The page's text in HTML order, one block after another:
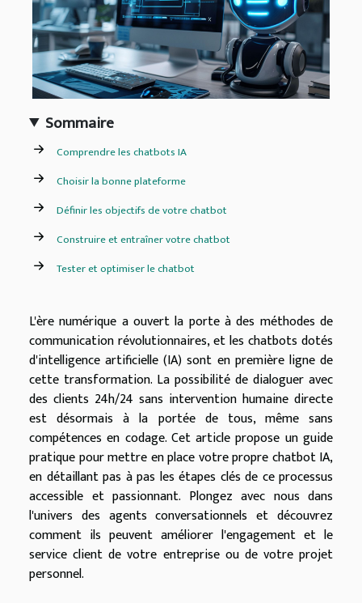
Sommaire
Comprendre les chatbots IA
Choisir la bonne plateforme
Définir les objectifs de votre chatbot
Construire et entraîner votre chatbot
Tester et optimiser le chatbot
L'ère numérique a ouvert la porte à des méthodes de
communication révolutionnaires, et les chatbots dotés
d'intelligence artificielle (IA) sont en première ligne de
cette transformation. La possibilité de dialoguer avec
des clients 24h/24 sans intervention humaine directe
est désormais à la portée de tous, même sans
compétences en codage. Cet article propose un guide
pratique pour mettre en place votre propre chatbot IA,
en détaillant pas à pas les étapes clés de ce processus
accessible et passionnant. Plongez avec nous dans
l'univers des agents conversationnels et découvrez
comment ils peuvent améliorer l'engagement et le
service client de votre entreprise ou de votre projet
personnel.